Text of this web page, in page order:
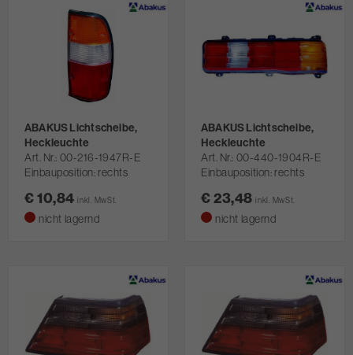
ABAKUS Lichtscheibe,
Heckleuchte
Art. Nr. 00-216-1947R-E
Einbauposition: rechts
€ 10,84inkl. MwSt.
nicht lagernd
ABAKUS Lichtscheibe,
Heckleuchte
Art. Nr. 00-440-1904R-E
Einbauposition: rechts
€ 23,48inkl. MwSt.
nicht lagernd